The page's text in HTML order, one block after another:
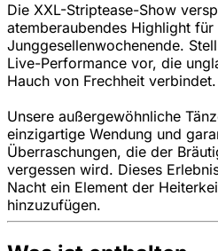
Die XXL-Striptease-Show
atemberaubendes Highlight für
Junggesellenwochenende.
Live-Performance vor, die
Hauch von Frechheit verbindet.
Unsere außergewöhnliche
einzigartige Wendung und
Überraschungen, die der
vergessen wird. Dieses
Nacht ein Element der
hinzuzufügen.